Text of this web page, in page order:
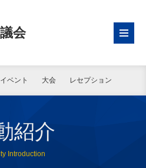
会
イベント 大会 レセプション
紹介
Introduction